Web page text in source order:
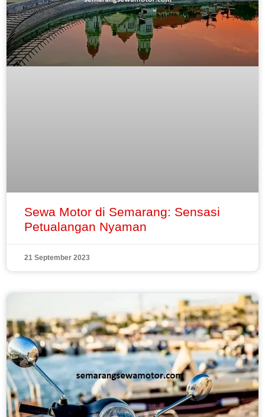
Sewa Motor di Semarang: Sensasi
Petualangan Nyaman
21 September 2023